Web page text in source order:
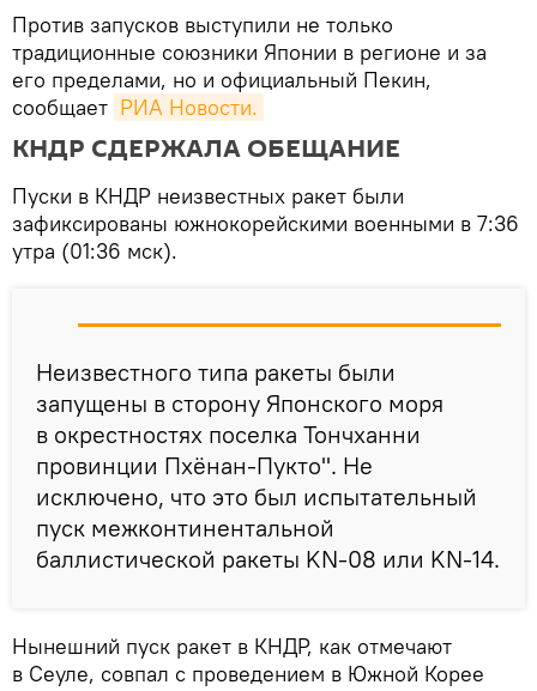
Против запусков выступили не только
традиционные союзники Японии в регионе и за
его пределами, но и официальный Пекин,
сообщает РИА Новости.
КНДР СДЕРЖАЛА ОБЕЩАНИЕ
Пуски в КНДР неизвестных ракет были
зафиксированы южнокорейскими военными в 7:36
утра (01:36 мск).
Неизвестного типа ракеты были
запущены в сторону Японского моря
в окрестностях поселка Тончханни
провинции Пхёнан-Пукто". Не
исключено, что это был испытательный
пуск межконтинентальной
баллистической ракеты KN-08 или KN-14.
Нынешний пуск ракет в КНДР, как отмечают
в Сеуле, совпал с проведением в Южной Корее